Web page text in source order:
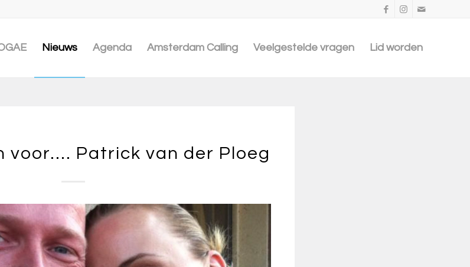
Nieuws Agenda Amsterdam Calling Veelgestelde vragen Lid worden
voor…. Patrick van der Ploeg